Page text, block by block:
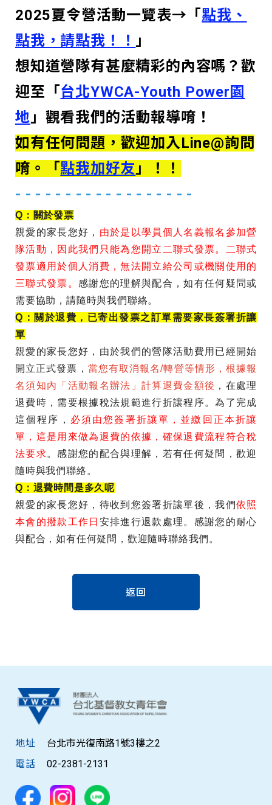
2025夏令營活動一覽表→「 點我、
點我，請點我！！ 」
想知道營隊有甚麼精彩的內容嗎？歡
迎至「 台北YWCA-Youth Power園
地」觀看我們的活動報導唷！
如有任何問題，歡迎加入Line@詢問
唷。「 點我加好友」！！
- - - - - - - - - - - - - - - - - -
Q ：關於發票
親愛的家長您好， 由於是以學員個人名義報名參加營
隊活動，因此我們只能為您開立二聯式發票。二聯式
發票適用於個人消費，無法開立給公司或機關使用的
三聯式發票。 感謝您的理解與配合，如有任何疑問或
需要協助，請隨時與我們聯絡。
Q ：關於退費，已寄出發票之訂單需要家長簽署折讓
單
親愛的家長您好， 由於我們的營隊活動費用已經開始
開立正式發票， 當您有取消報名/轉營等情形，根據報
名須知內「活動報名辦法」計算退費金額後 ，在處理
退費時，需要根據稅法規範進行折讓程序。為了完成
這個程序， 必須由您簽署折讓單，並繳回正本折讓
單，這是用來做為退費的依據，確保退費流程符合稅
法要求。感謝您的配合與理解，若有任何疑問，歡迎
隨時與我們聯絡。
Q ：退費時間是多久呢
親愛的家長您好， 待收到您簽署折讓單後，我們依照
本會的撥款工作日 安排進行退款處理。感謝您的耐心
與配合，如有任何疑問，歡迎隨時聯絡我們。
返回
地址
台北市光復南路1號3樓之2
電話
02-2381-2131